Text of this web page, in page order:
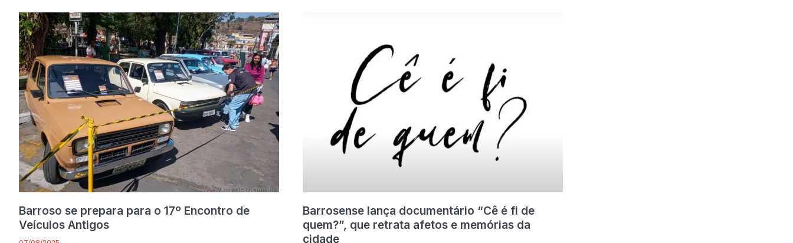
Barroso se prepara para o 17º Encontro de
Veículos Antigos
Barrosense lança documentário “Cê é fi de
quem?”, que retrata afetos e memórias da
cidade